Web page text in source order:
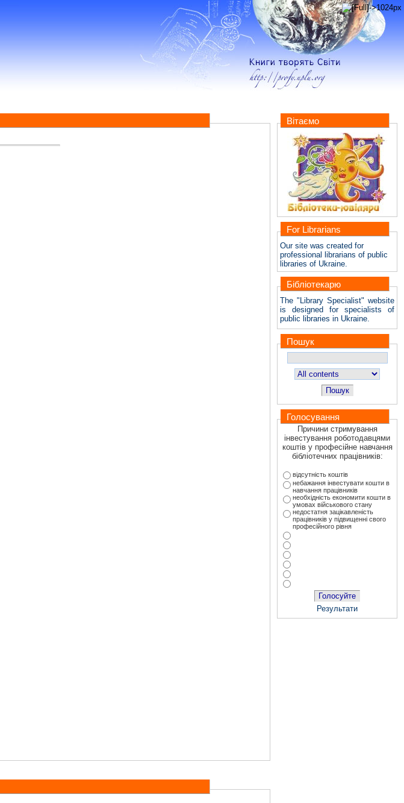
Вітаємо
For Librarians
Our site was created for
professional librarians of public
libraries of Ukraine.
Бібліотекарю
The "Library Specialist" website
is designed for specialists of
public libraries in Ukraine.
Пошук
Пошук
Голосування
Причини стримування
інвестування роботодавцями
коштів у професійне навчання
бібліотечних працівників:
відсутність коштів
небажання інвестувати кошти в
навчання працівників
необхідність економити кошти в
умовах військового стану
недостатня зацікавленість
працівників у підвищенні свого
професійного рівня
Голосуйте
Результати